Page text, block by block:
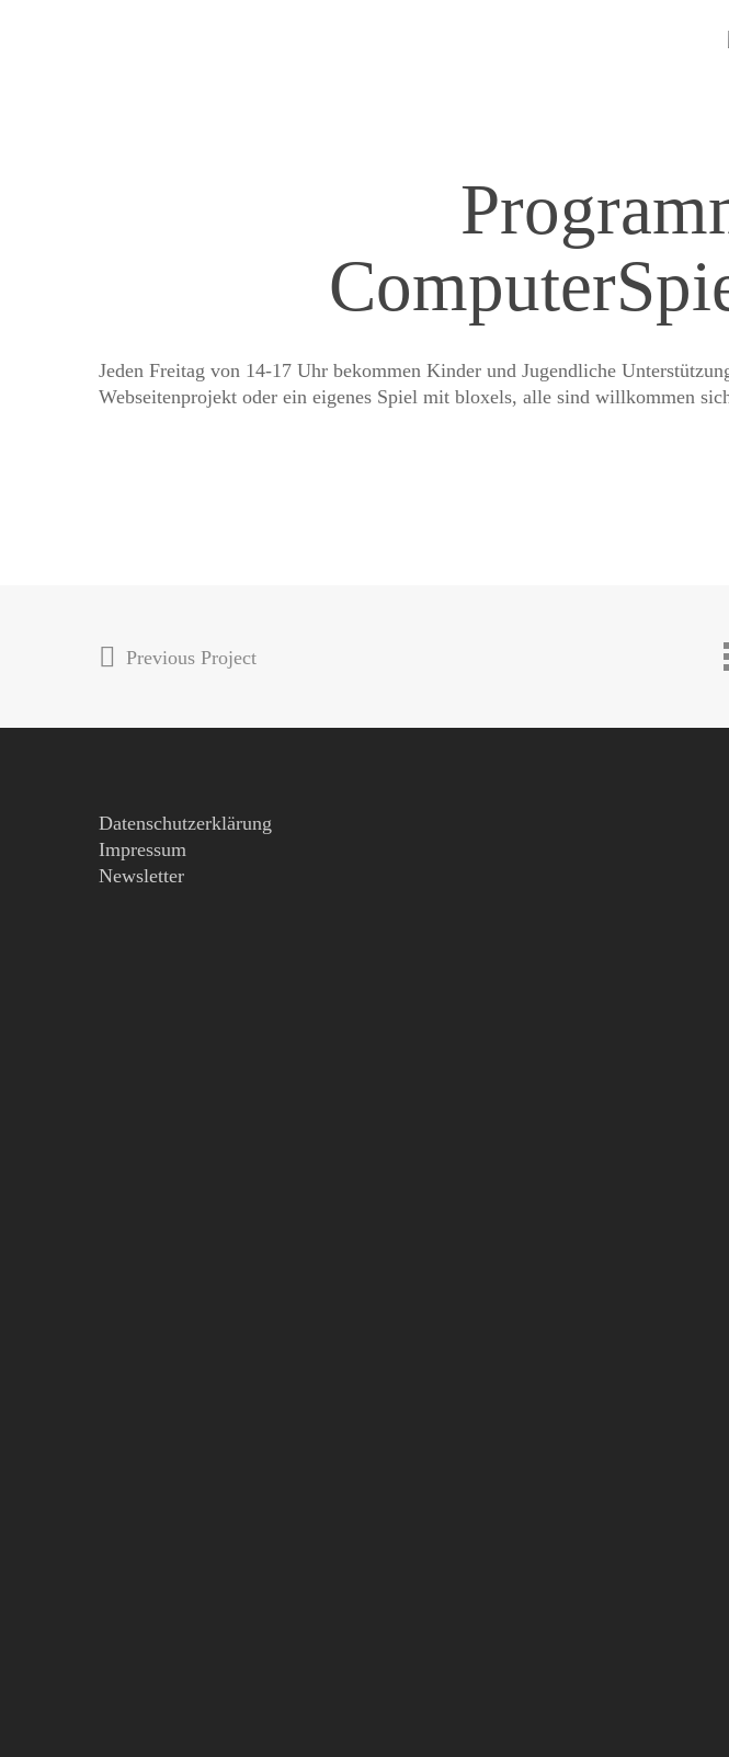
Jeden Freitag von 14-17 Uhr bekommen Kinder und Jugendliche
Webseitenprojekt oder ein eigenes Spiel mit bloxels, alle sind willkommen
Previous Project
Datenschutzerklärung
Impressum
Newsletter